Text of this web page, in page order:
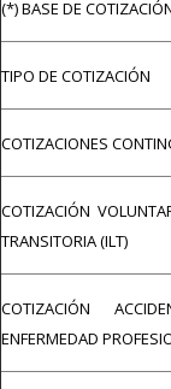
(*) BASE DE
TIPO DE COTIZACIÓN
COTIZACIONES
COTIZACIÓN
TRANSITORIA (ILT)
COTIZACIÓN
ENFERMEDAD